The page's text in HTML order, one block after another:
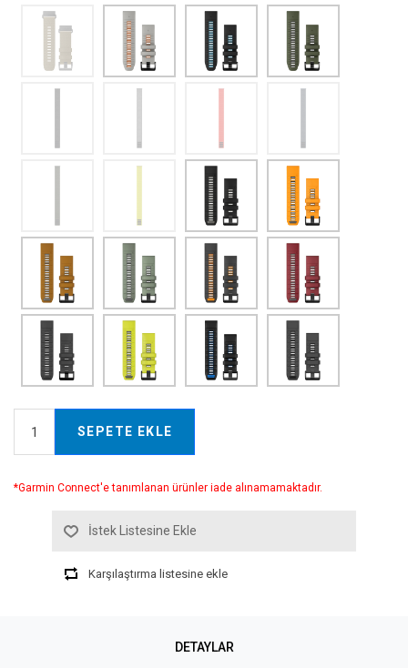
SEPETE EKLE
*Garmin Connect'e tanımlanan ürünler iade alınamamaktadır.
İstek Listesine Ekle
Karşılaştırma listesine ekle
DETAYLAR